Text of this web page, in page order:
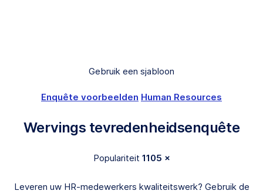
Gebruik een sjabloon
Enquête voorbeelden Human Resources
Wervings tevredenheidsenquête
Populariteit 1105 ×
Leveren uw HR-medewerkers kwaliteitswerk? Gebruik de